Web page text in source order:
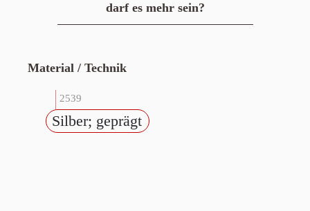
darf es mehr sein?
Material / Technik
2539
Silber; geprägt